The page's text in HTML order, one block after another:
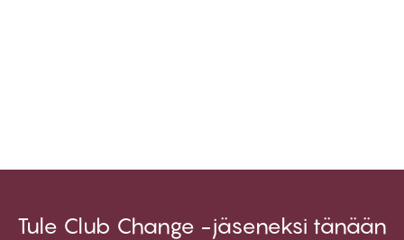
Tule Club Change -jäseneksi tänään